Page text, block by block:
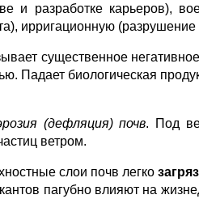
и разработке карьеров),
ирригационную
существенное
Падает биологическая
(дефляция) почв. Под
ветром.
слои почв легко
пагубно влияют на